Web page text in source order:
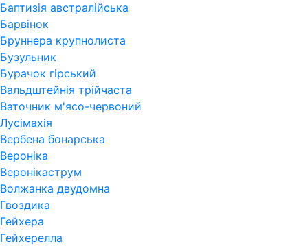
Баптизія австралійська
Барвінок
Бруннера крупнолиста
Бузульник
Бурачок гірський
Вальдштейнія трійчаста
Ваточник м'ясо-червоний
Лусімахія
Вербена бонарська
Вероніка
Веронікаструм
Волжанка двудомна
Гвоздика
Гейхера
Гейхерелла